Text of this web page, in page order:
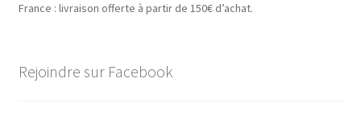
France : livraison offerte à partir de 150€ d’achat.
Rejoindre sur Facebook